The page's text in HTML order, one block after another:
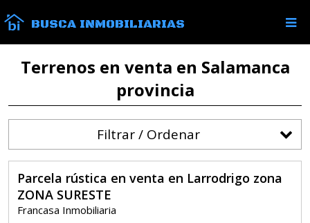
BUSCA INMOBILIARIAS
Terrenos en venta en Salamanca
provincia
Filtrar / Ordenar
Parcela rústica en venta en Larrodrigo zona
ZONA SURESTE
Francasa Inmobiliaria